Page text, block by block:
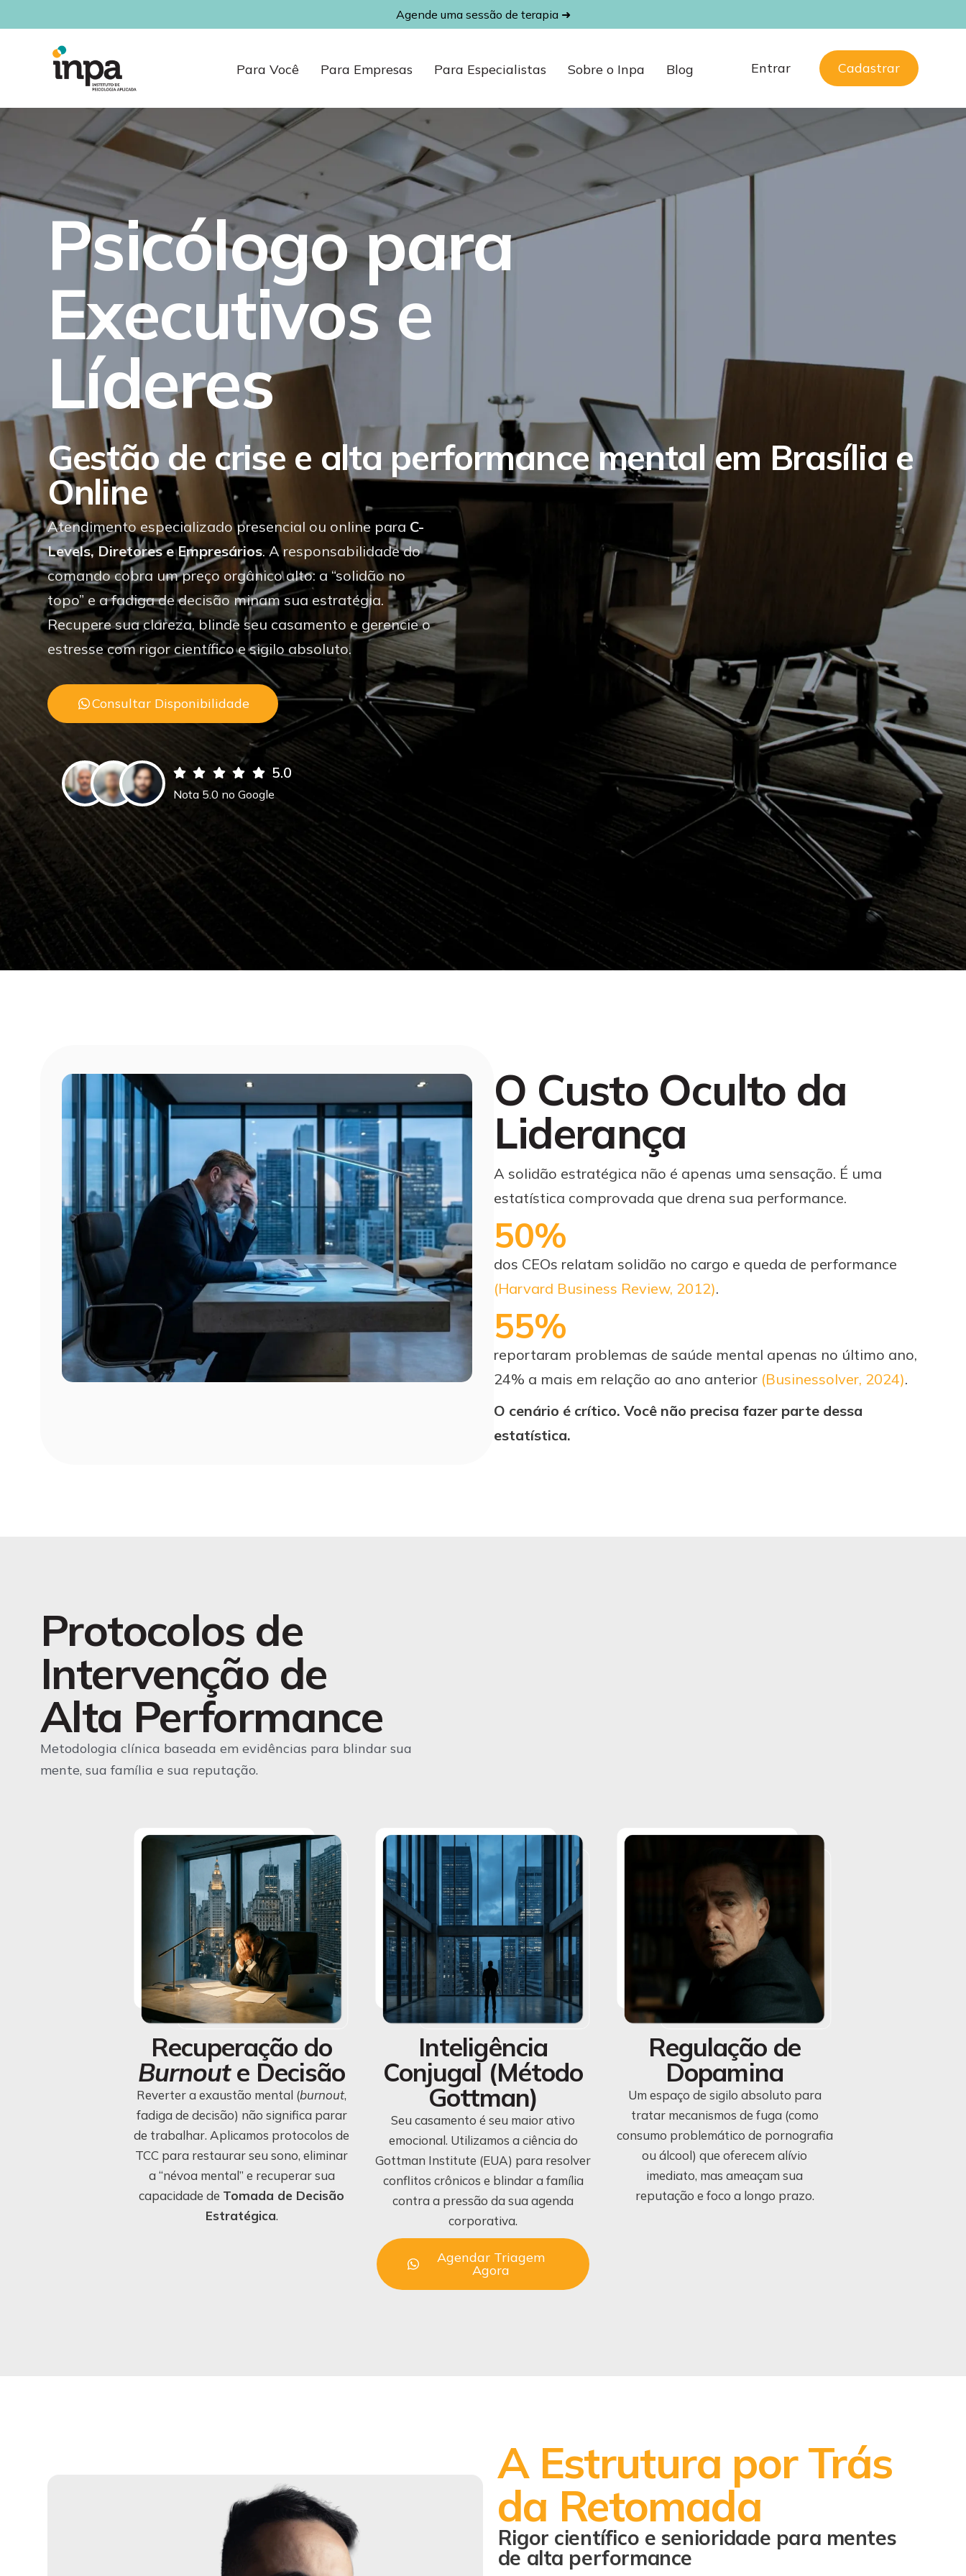
Agende uma sessão de terapia ➜
Para Você Para Empresas Para Especialistas Sobre o Inpa Blog Entrar Cadastrar
Psicólogopara
Executivos e
Líderes
Gestão de crise e alta performance mental em Brasília e
Online
Atendimento especializado presencial ou online para C-
Levels, Diretores e Empresários. A responsabilidade do
comando cobra um preço orgânico alto: a “solidão no
topo” e a fadiga de decisão minam sua estratégia.
Recupere sua clareza, blinde seu casamento e gerencie o
estresse com rigor científico e sigilo absoluto.
Consultar Disponibilidade
5.0
Nota 5.0 no Google
O Custo Oculto da
Liderança
A solidão estratégica não é apenas uma sensação. É uma
estatística comprovada que drena sua performance.
50%
dos CEOs relatam solidão no cargo e queda de performance
(Harvard Business Review, 2012).
55%
reportaram problemas de saúde mental apenas no último ano,
24% a mais em relação ao ano anterior (Businessolver, 2024).
O cenário é crítico. Você não precisa fazer parte dessa
estatística.
Protocolos de
Intervenção de
Alta Performance​​
Metodologia clínica baseada em evidências para blindar sua
mente, sua família e sua reputação.
Recuperação do
Burnoute Decisão
Reverter a exaustão mental (burnout,
fadiga de decisão) não significa parar
de trabalhar. Aplicamos protocolos de
TCC para restaurar seu sono, eliminar
a “névoa mental” e recuperar sua
capacidade de Tomada de Decisão
Estratégica.
Inteligência
Conjugal (Método
Gottman)
Seu casamento é seu maior ativo
emocional. Utilizamos a ciência do
Gottman Institute (EUA) para resolver
conflitos crônicos e blindar a família
contra a pressão da sua agenda
corporativa.
Agendar Triagem
Agora
Regulação de
Dopamina
Um espaço de sigilo absoluto para
tratar mecanismos de fuga (como
consumo problemático de pornografia
ou álcool) que oferecem alívio
imediato, mas ameaçam sua
reputação e foco a longo prazo.
A Estrutura por Trás
da Retomada
Rigor científico e senioridade para mentes
de alta performance